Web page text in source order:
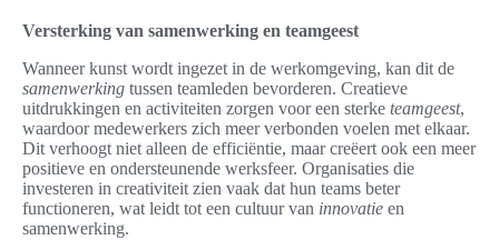
Versterking van samenwerking en teamgeest
Wanneer kunst wordt ingezet in de werkomgeving, kan dit de
samenwerking tussen teamleden bevorderen. Creatieve
uitdrukkingen en activiteiten zorgen voor een sterke teamgeest,
waardoor medewerkers zich meer verbonden voelen met elkaar.
Dit verhoogt niet alleen de efficiëntie, maar creëert ook een meer
positieve en ondersteunende werksfeer. Organisaties die
investeren in creativiteit zien vaak dat hun teams beter
functioneren, wat leidt tot een cultuur van innovatie en
samenwerking.